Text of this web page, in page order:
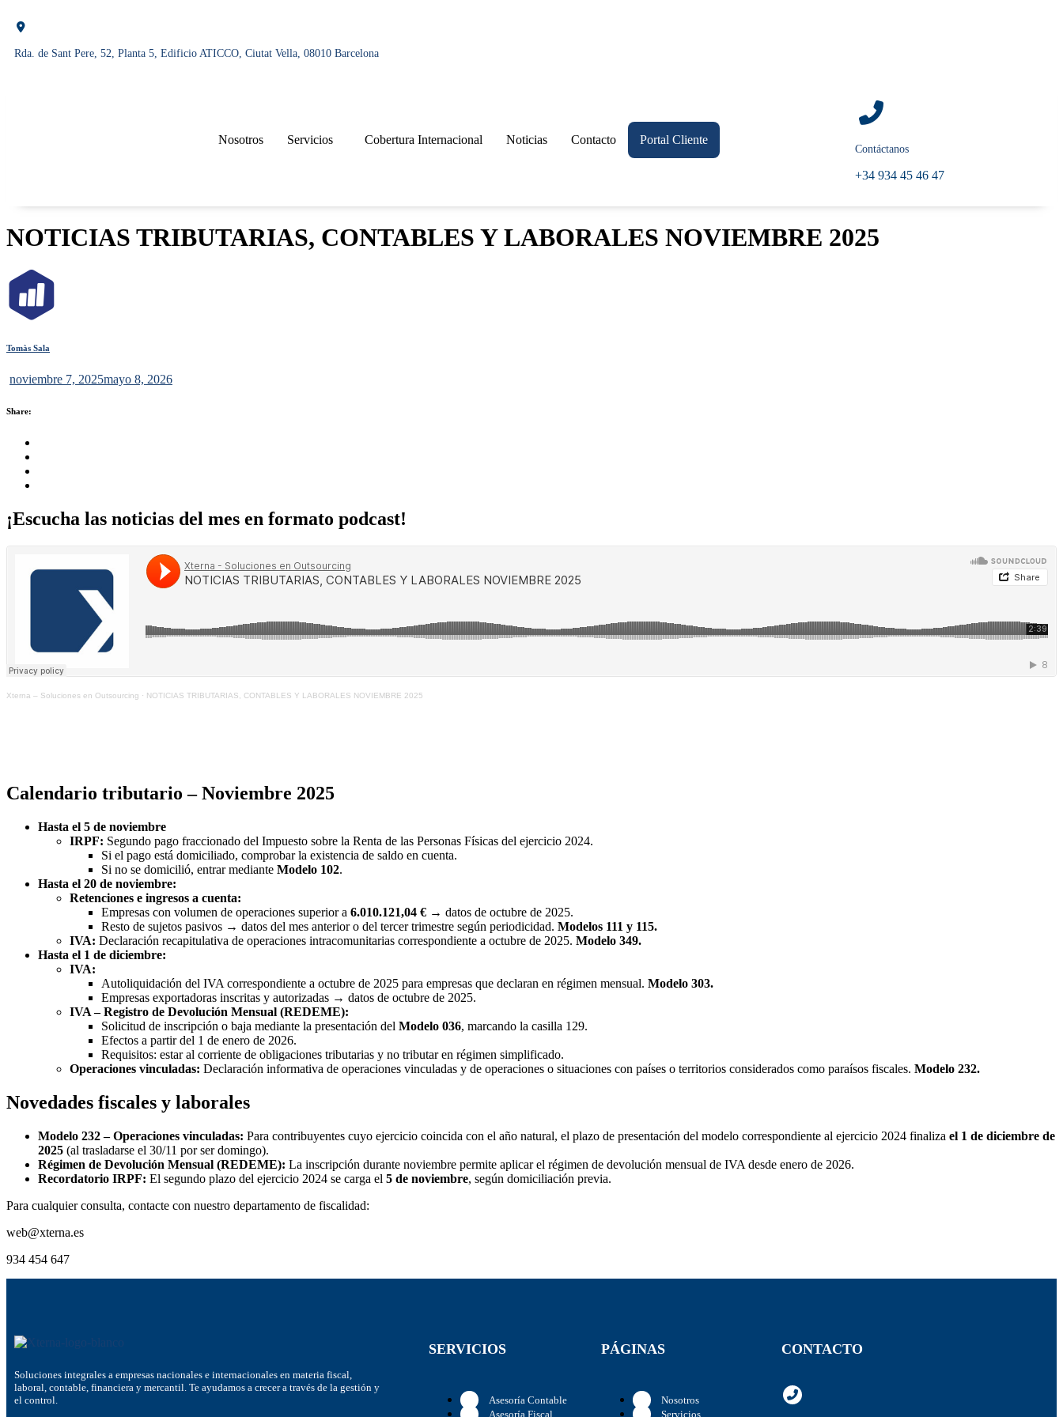
Rda. de Sant Pere, 52, Planta 5, Edificio ATICCO, Ciutat Vella, 08010 Barcelona
Nosotros Servicios Cobertura Internacional Noticias Contacto Portal Cliente
Contáctanos
+34 934 45 46 47
NOTICIAS TRIBUTARIAS, CONTABLES Y LABORALES NOVIEMBRE 2025
Tomàs Sala
noviembre 7, 2025mayo 8, 2026
Share:
¡Escucha las noticias del mes en formato podcast!
Xterna – Soluciones en Outsourcing · NOTICIAS TRIBUTARIAS, CONTABLES Y LABORALES NOVIEMBRE 2025
Calendario tributario – Noviembre 2025
Hasta el 5 de noviembre
IRPF: Segundo pago fraccionado del Impuesto sobre la Renta de las Personas Físicas del ejercicio 2024.
Si el pago está domiciliado, comprobar la existencia de saldo en cuenta.
Si no se domicilió, entrar mediante Modelo 102.
Hasta el 20 de noviembre:
Retenciones e ingresos a cuenta:
Empresas con volumen de operaciones superior a 6.010.121,04 € → datos de octubre de 2025.
Resto de sujetos pasivos → datos del mes anterior o del tercer trimestre según periodicidad. Modelos 111 y 115.
IVA: Declaración recapitulativa de operaciones intracomunitarias correspondiente a octubre de 2025. Modelo 349.
Hasta el 1 de diciembre:
IVA:
Autoliquidación del IVA correspondiente a octubre de 2025 para empresas que declaran en régimen mensual. Modelo 303.
Empresas exportadoras inscritas y autorizadas → datos de octubre de 2025.
IVA – Registro de Devolución Mensual (REDEME):
Solicitud de inscripción o baja mediante la presentación del Modelo 036, marcando la casilla 129.
Efectos a partir del 1 de enero de 2026.
Requisitos: estar al corriente de obligaciones tributarias y no tributar en régimen simplificado.
Operaciones vinculadas: Declaración informativa de operaciones vinculadas y de operaciones o situaciones con países o territorios considerados como paraísos fiscales. Modelo 232.
Novedades fiscales y laborales
Modelo 232 – Operaciones vinculadas: Para contribuyentes cuyo ejercicio coincida con el año natural, el plazo de presentación del modelo correspondiente al ejercicio 2024 finaliza el 1 de diciembre de
2025 (al trasladarse el 30/11 por ser domingo).
Régimen de Devolución Mensual (REDEME): La inscripción durante noviembre permite aplicar el régimen de devolución mensual de IVA desde enero de 2026.
Recordatorio IRPF: El segundo plazo del ejercicio 2024 se carga el 5 de noviembre, según domiciliación previa.
Para cualquier consulta, contacte con nuestro departamento de fiscalidad:
web@xterna.es
934 454 647
Soluciones integrales a empresas nacionales e internacionales en materia fiscal,
laboral, contable, financiera y mercantil. Te ayudamos a crecer a través de la gestión y
el control.
SERVICIOS
Asesoría Contable
Asesoría Fiscal
PÁGINAS
Nosotros
Servicios
CONTACTO